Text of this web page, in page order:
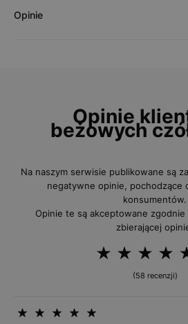
Opinie
Opinie
beżowych
Na naszym serwisie publikowane są
negatywne opinie, pochodzące
konsumentów.
Opinie te są akceptowane
zbierającej
(58 recenzji)